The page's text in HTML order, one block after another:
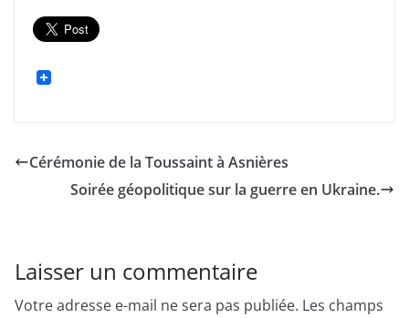
Cérémonie de la Toussaint à Asnières
Soirée géopolitique sur la guerre en Ukraine.
Laisser un commentaire
Votre adresse e-mail ne sera pas publiée. Les champs